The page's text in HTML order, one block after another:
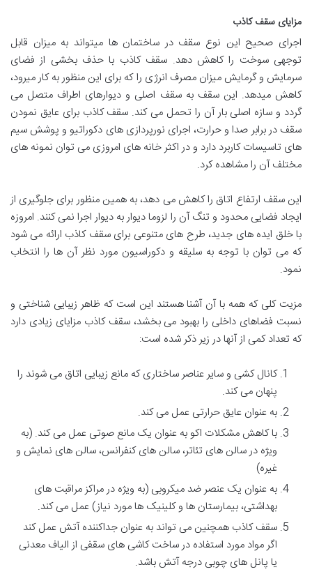
مزایای سقف کاذب
اجرای صحیح این نوع سقف در ساختمان ها میتواند به میزان قابل
توجهی سوخت را کاهش دهد. سقف کاذب با حذف بخشی از فضای
سرمایش و گرمایش میزان مصرف انرژی را که برای این منظور به کار میرود،
کاهش میدهد. این سقف به سقف اصلی و دیوارهای اطراف متصل می
گردد و سازه اصلی بار آن را تحمل می کند. سقف کاذب برای عایق نمودن
سقف در برابر صدا و حرارت، اجرای نورپردازی های دکوراتیو و پوشش سیم
های تاسیسات کاربرد دارد و در اکثر خانه های امروزی می توان نمونه های
مختلف آن را مشاهده کرد.
این سقف ارتفاع اتاق را کاهش می دهد، به همین منظور برای جلوگیری از
ایجاد فضایی محدود و تنگ آن را لزوما دیوار به دیوار اجرا نمی کنند. امروزه
با خلق ایده های جدید، طرح های متنوعی برای سقف کاذب ارائه می شود
که می توان با توجه به سلیقه و دکوراسیون مورد نظر آن ها را انتخاب
نمود.
مزیت کلی که همه با آن آشنا هستند این است که ظاهر زیبایی شناختی و
نسبت فضاهای داخلی را بهبود می بخشد، سقف کاذب مزایای زیادی دارد
که تعداد کمی از آنها در زیر ذکر شده است:
کانال کشی و سایر عناصر ساختاری که مانع زیبایی اتاق می شوند را
پنهان می کند.
به عنوان عایق حرارتی عمل می کند.
با کاهش مشکلات اکو به عنوان یک مانع صوتی عمل می کند. (به
ویژه در سالن های تئاتر، سالن های کنفرانس، سالن های نمایش و
غیره)
به عنوان یک عنصر ضد میکروبی (به ویژه در مراکز مراقبت های
بهداشتی، بیمارستان ها و کلینیک ها مورد نیاز) عمل می کند.
سقف کاذب همچنین می تواند به عنوان جداکننده آتش عمل کند
اگر مواد مورد استفاده در ساخت کاشی های سقفی از الیاف معدنی
یا پانل های چوبی درجه آتش باشد.